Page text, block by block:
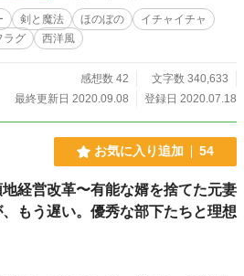
剣と魔法 ほのぼの
イチャイチャ
ラグ 西洋風
感想数 42
文字数 340,633
最終更新日 2020.09.08
登録日 2020.07.18
お気に入り追加 54
経営改革〜有能な婿を捨てた元妻
もう遅い。優秀な部下たちと理想